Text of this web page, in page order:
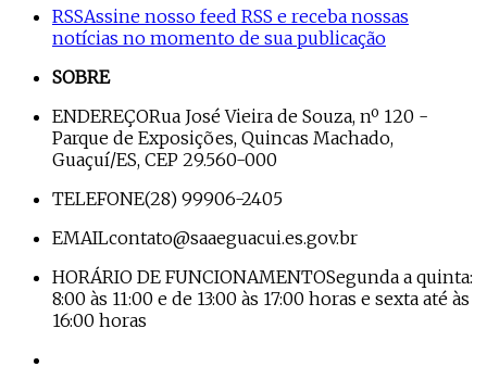
RSSAssine nosso feed RSS e receba nossas
notícias no momento de sua publicação
SOBRE
ENDEREÇORua José Vieira de Souza, nº 120 -
Parque de Exposições, Quincas Machado,
Guaçuí/ES, CEP 29.560-000
TELEFONE(28) 99906-2405
EMAILcontato@saaeguacui.es.gov.br
HORÁRIO DE FUNCIONAMENTOSegunda a quinta:
8:00 às 11:00 e de 13:00 às 17:00 horas e sexta até às
16:00 horas